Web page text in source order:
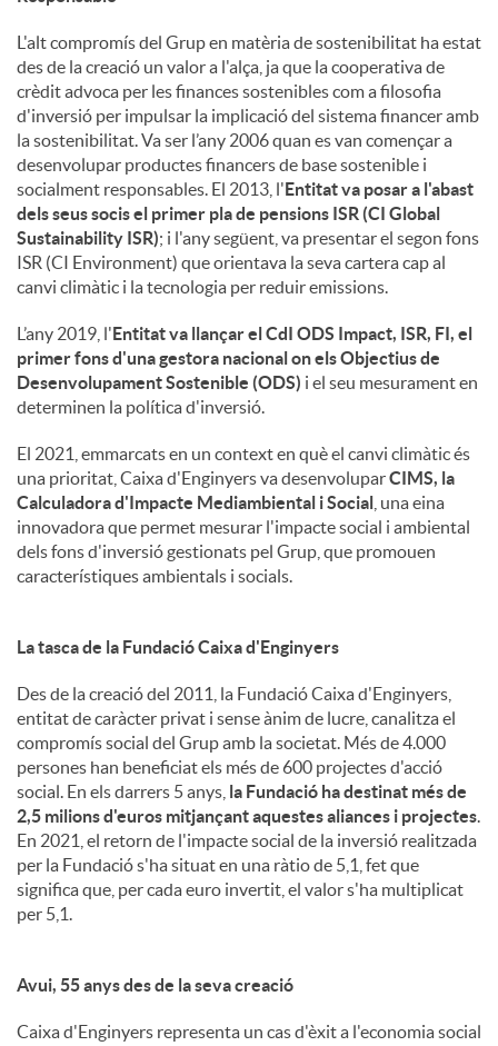
L'alt compromís del Grup en matèria de sostenibilitat ha estat
des de la creació un valor a l'alça, ja que la cooperativa de
crèdit advoca per les finances sostenibles com a filosofia
d'inversió per impulsar la implicació del sistema financer amb
la sostenibilitat. Va ser l’any 2006 quan es van començar a
desenvolupar productes financers de base sostenible i
socialment responsables. El 2013, l'Entitat va posar a l'abast
dels seus socis el primer pla de pensions ISR (CI Global
Sustainability ISR); i l'any següent, va presentar el segon fons
ISR (CI Environment) que orientava la seva cartera cap al
canvi climàtic i la tecnologia per reduir emissions.
L’any 2019, l'Entitat va llançar el CdI ODS Impact, ISR, FI, el
primer fons d'una gestora nacional on els Objectius de
Desenvolupament Sostenible (ODS) i el seu mesurament en
determinen la política d'inversió.
El 2021, emmarcats en un context en què el canvi climàtic és
una prioritat, Caixa d'Enginyers va desenvoluparCIMS, la
Calculadora d'Impacte Mediambiental i Social , una eina
innovadora que permet mesurar l'impacte social i ambiental
dels fons d'inversió gestionats pel Grup, que promouen
característiques ambientals i socials.
La tasca de la Fundació Caixa d'Enginyers
Des de la creació del 2011, la Fundació Caixa d'Enginyers,
entitat de caràcter privat i sense ànim de lucre, canalitza el
compromís social del Grup amb la societat. Més de 4.000
persones han beneficiat els més de 600 projectes d'acció
social. En els darrers 5 anys, la Fundació ha destinat més de
2,5 milions d'euros mitjançant aquestes aliances i projectes.
En 2021, el retorn de l'impacte social de la inversió realitzada
per la Fundació s'ha situat en una ràtio de 5,1, fet que
significa que, per cada euro invertit, el valor s'ha multiplicat
per 5,1.
Avui, 55 anys des de la seva creació
Caixa d'Enginyers representa un cas d'èxit a l'economia social